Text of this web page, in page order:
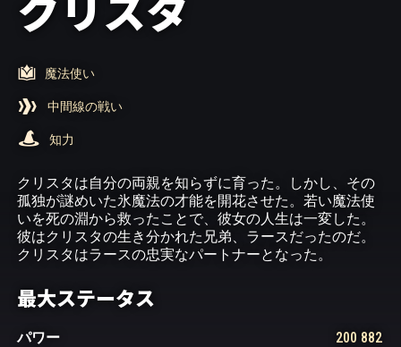
魔法使い
中間線の戦い
知力
クリスタは自分の両親を知らずに育った。しかし、その
孤独が謎めいた氷魔法の才能を開花させた。若い魔法使
いを死の淵から救ったことで、彼女の人生は一変した。
彼はクリスタの生き分かれた兄弟、ラースだったのだ。
クリスタはラースの忠実なパートナーとなった。
最大ステータス
パワー
200 882